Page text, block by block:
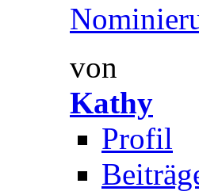
von
Kathy
Profil